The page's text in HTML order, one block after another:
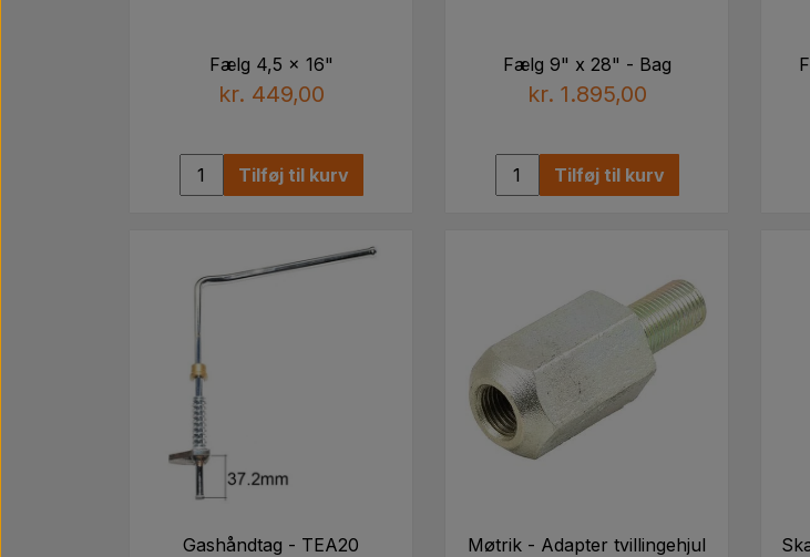
Fælg 4,5 x 16"
kr. 449,00
Tilføj til kurv
Fælg 9" x 28" - Bag
kr. 1.895,00
Tilføj til kurv
Gashåndtag - TEA20
Møtrik - Adapter tvillingehjul